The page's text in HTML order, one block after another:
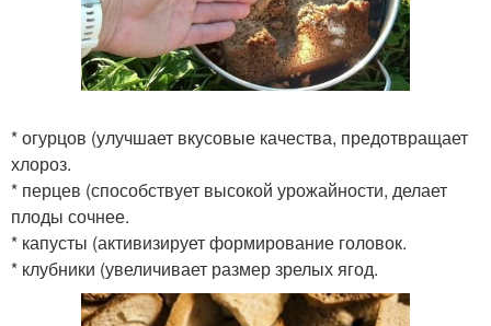
* огурцов (улучшает вкусовые качества, предотвращает
хлороз.
* перцев (способствует высокой урожайности, делает
плоды сочнее.
* капусты (активизирует формирование головок.
* клубники (увеличивает размер зрелых ягод.